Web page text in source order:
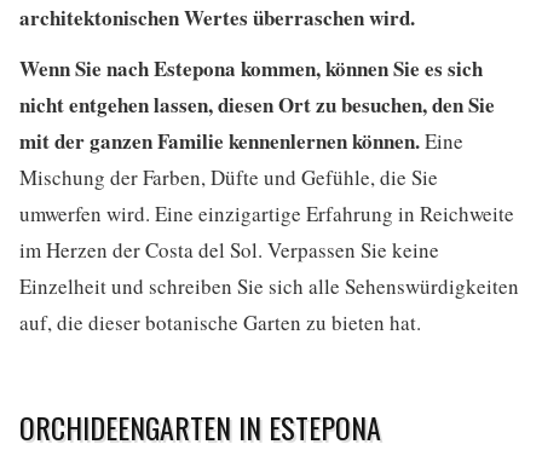
architektonischen Wertes überraschen wird.
Wenn Sie nach Estepona kommen, können Sie es sich
nicht entgehen lassen, diesen Ort zu besuchen, den Sie
mit der ganzen Familie kennenlernen können.Eine
Mischung der Farben, Düfte und Gefühle, die Sie
umwerfen wird. Eine einzigartige Erfahrung in Reichweite
im Herzen der Costa del Sol. Verpassen Sie keine
Einzelheit und schreiben Sie sich alle Sehenswürdigkeiten
auf, die dieser botanische Garten zu bieten hat.
ORCHIDEENGARTEN IN ESTEPONA